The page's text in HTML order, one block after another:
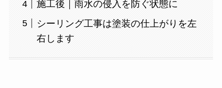
施工後｜雨水の侵入を防ぐ状態に
シーリング工事は塗装の仕上がりを左
右します